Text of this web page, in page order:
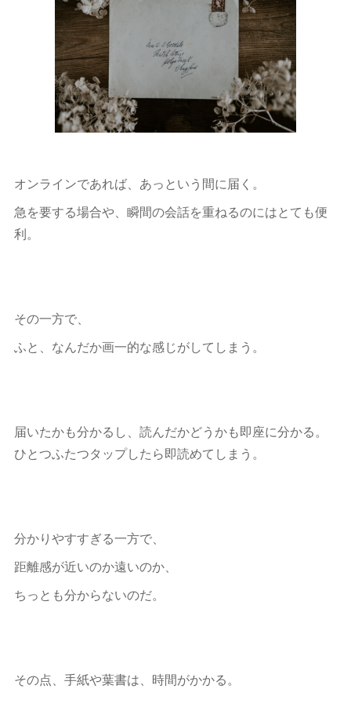
オンラインであれば、あっという間に届く。
急を要する場合や、瞬間の会話を重ねるのにはとても便
利。
その一方で、
ふと、なんだか画一的な感じがしてしまう。
届いたかも分かるし、読んだかどうかも即座に分かる。
ひとつふたつタップしたら即読めてしまう。
分かりやすすぎる一方で、
距離感が近いのか遠いのか、
ちっとも分からないのだ。
その点、手紙や葉書は、時間がかかる。